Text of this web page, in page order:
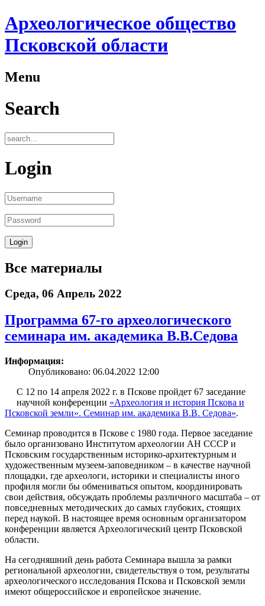
Археологическое общество
Псковской области
Menu
Search
Login
Все материалы
Среда, 06 Апрель 2022
Программа 67-го археологического
семинара им. академика В.В.Седова
Информация:
Опубликовано: 06.04.2022 12:00
С 12 по 14 апреля 2022 г. в Пскове пройдет 67 заседание
научной конференции «Археология и история Пскова и
Псковской земли». Семинар им. академика В.В. Седова».
Семинар проводится в Пскове с 1980 года. Первое заседание
было организовано Институтом археологии АН СССР и
Псковским государственным историко-архитектурным и
художественным музеем-заповедником – в качестве научной
площадки, где археологи, историки и специалисты иного
профиля могли бы обмениваться опытом, координировать
свои действия, обсуждать проблемы различного масштаба – от
повседневных методических до самых глубоких, стоящих
перед наукой. В настоящее время основным организатором
конференции является Археологический центр Псковской
области.
На сегодняшний день работа Семинара вышла за рамки
региональной археологии, свидетельствуя о том, результаты
археологического исследования Пскова и Псковской земли
имеют общероссийское и европейское значение.